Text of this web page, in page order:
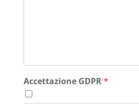
Accettazione GDPR*